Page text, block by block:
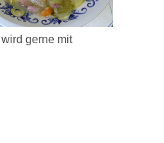
wird gerne mit